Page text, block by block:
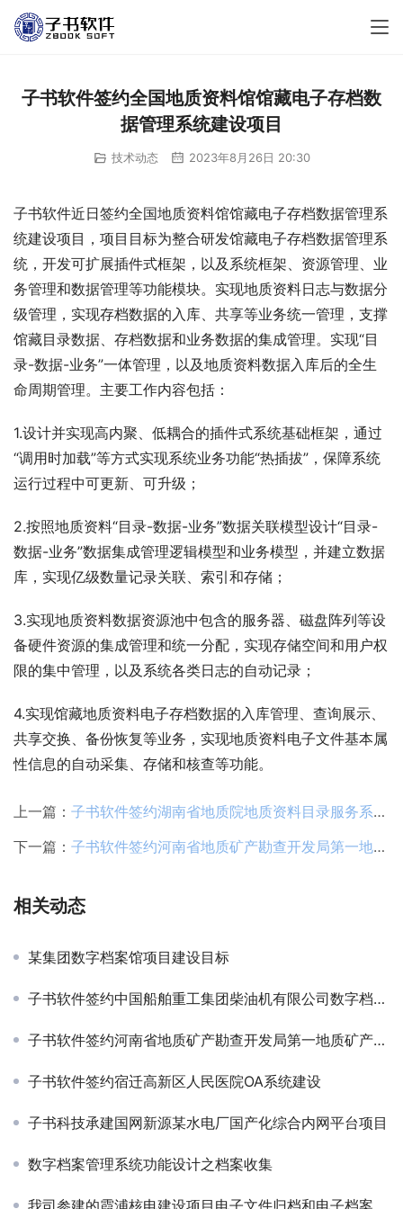
子书软件签约全国地质资料馆馆藏电子存档数
据管理系统建设项目
技术动态 2023年8月26日 20:30
子书软件近日签约全国地质资料馆馆藏电子存档数据管理系
统建设项目，项目目标为整合研发馆藏电子存档数据管理系
统，开发可扩展插件式框架，以及系统框架、资源管理、业
务管理和数据管理等功能模块。实现地质资料日志与数据分
级管理，实现存档数据的入库、共享等业务统一管理，支撑
馆藏目录数据、存档数据和业务数据的集成管理。实现“目
录-数据-业务”一体管理，以及地质资料数据入库后的全生
命周期管理。主要工作内容包括：
1.设计并实现高内聚、低耦合的插件式系统基础框架，通过
“调用时加载”等方式实现系统业务功能“热插拔”，保障系统
运行过程中可更新、可升级；
2.按照地质资料“目录-数据-业务”数据关联模型设计“目录-
数据-业务”数据集成管理逻辑模型和业务模型，并建立数据
库，实现亿级数量记录关联、索引和存储；
3.实现地质资料数据资源池中包含的服务器、磁盘阵列等设
备硬件资源的集成管理和统一分配，实现存储空间和用户权
限的集中管理，以及系统各类日志的自动记录；
4.实现馆藏地质资料电子存档数据的入库管理、查询展示、
共享交换、备份恢复等业务，实现地质资料电子文件基本属
性信息的自动采集、存储和核查等功能。
上一篇： 子书软件签约湖南省地质院地质资料目录服务系统开发及汇交报盘软件升级项目
下一篇： 子书软件签约河南省地质矿产勘查开发局第一地质矿产调查院地质资料档案信息化建设项目
相关动态
某集团数字档案馆项目建设目标
子书软件签约中国船舶重工集团柴油机有限公司数字档案管理系统
子书软件签约河南省地质矿产勘查开发局第一地质矿产调查院地质资料档案信息化建设项目
子书软件签约宿迁高新区人民医院OA系统建设
子书科技承建国网新源某水电厂国产化综合内网平台项目
数字档案管理系统功能设计之档案收集